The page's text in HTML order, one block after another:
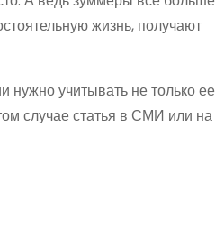
жизнь, получают
нужно учитывать не только ее
случае статья в СМИ или на